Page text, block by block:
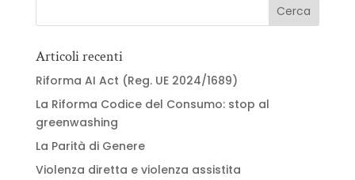
Articoli recenti
Riforma AI Act (Reg. UE 2024/1689)
La Riforma Codice del Consumo: stop al
greenwashing
La Parità di Genere
Violenza diretta e violenza assistita